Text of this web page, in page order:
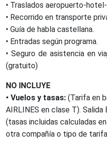
• Traslados aeropuerto-
• Recorrido en transporte
• Guía de habla castellana.
• Entradas según programa.
• Seguro de asistencia en
(gratuito)
NO INCLUYE
• Vuelos y tasas: (Tarifa en
AIRLINES en clase T).
(tasas incluidas calculadas
otra compañía o tipo de